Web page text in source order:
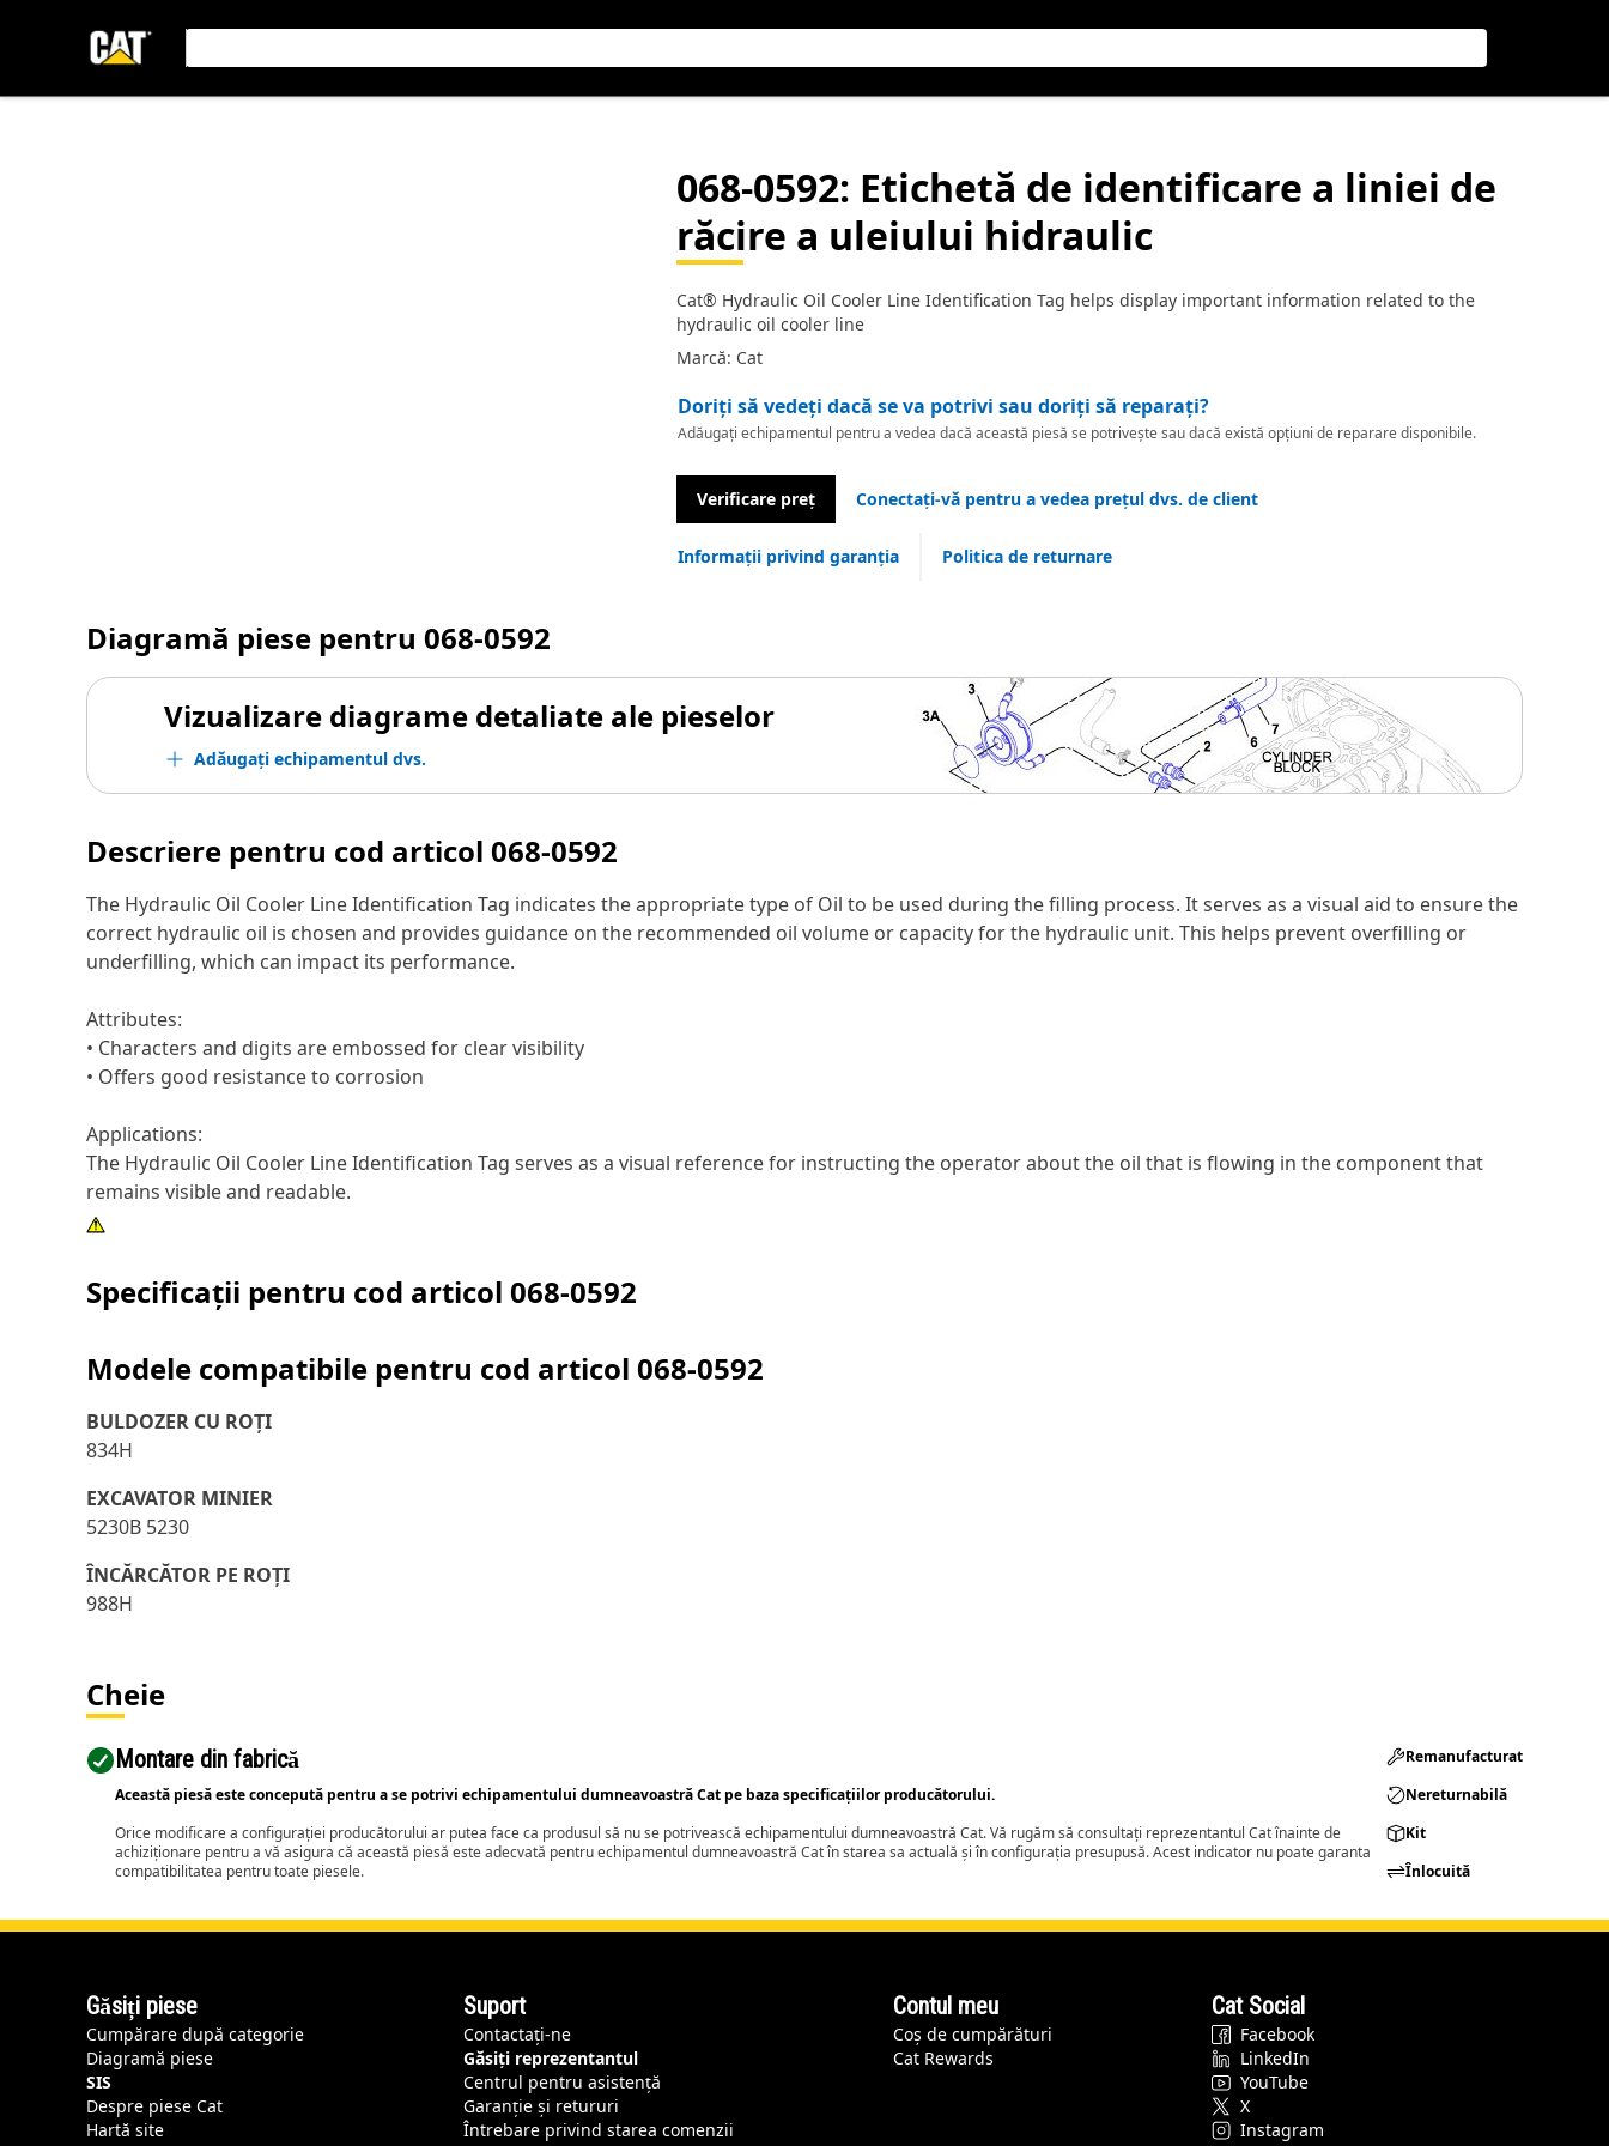
068-0592: Etichetă de identificare a liniei de
răcire a uleiului hidraulic
Cat® Hydraulic Oil Cooler Line Identification Tag helps display important information related to the
hydraulic oil cooler line
Marcă: Cat
Doriți să vedeți dacă se va potrivi sau doriți să reparați?
Adăugați echipamentul pentru a vedea dacă această piesă se potrivește sau dacă există opțiuni de reparare disponibile.
Verificare preț Conectați-vă pentru a vedea prețul dvs. de client
Informații privind garanția Politica de returnare
Diagramă piese pentru 068-0592
Vizualizare diagrame detaliate ale pieselor
Adăugați echipamentul dvs.
Descriere pentru cod articol 068-0592
The Hydraulic Oil Cooler Line Identification Tag indicates the appropriate type of Oil to be used during the filling process. It serves as a visual aid to ensure the
correct hydraulic oil is chosen and provides guidance on the recommended oil volume or capacity for the hydraulic unit. This helps prevent overfilling or
underfilling, which can impact its performance.
Attributes:
• Characters and digits are embossed for clear visibility
• Offers good resistance to corrosion
Applications:
The Hydraulic Oil Cooler Line Identification Tag serves as a visual reference for instructing the operator about the oil that is flowing in the component that
remains visible and readable.
Specificații pentru cod articol 068-0592
Modele compatibile pentru cod articol 068-0592
BULDOZER CU ROŢI
834H
EXCAVATOR MINIER
5230B 5230
ÎNCĂRCĂTOR PE ROŢI
988H
Cheie
Montare din fabrică
Această piesă este concepută pentru a se potrivi echipamentului dumneavoastră Cat pe baza specificațiilor producătorului.
Orice modificare a configurației producătorului ar putea face ca produsul să nu se potrivească echipamentului dumneavoastră Cat. Vă rugăm să consultați reprezentantul Cat înainte de
achiziționare pentru a vă asigura că această piesă este adecvată pentru echipamentul dumneavoastră Cat în starea sa actuală și în configurația presupusă. Acest indicator nu poate garanta
compatibilitatea pentru toate piesele.
Remanufacturat​
Nereturnabilă
Kit
Înlocuită
Găsiți piese
Cumpărare după categorie
Diagramă piese
SIS
Despre piese Cat
Hartă site
Suport
Contactați-ne
Găsiți reprezentantul
Centrul pentru asistență
Garanție și retururi
Întrebare privind starea comenzii
Contul meu
Coș de cumpărături
Cat Rewards
Cat Social
Facebook
LinkedIn
YouTube
X
Instagram